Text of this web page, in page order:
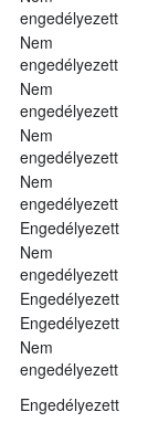
engedélyezett
Nem
engedélyezett
Nem
engedélyezett
Nem
engedélyezett
Nem
engedélyezett
Engedélyezett
Nem
engedélyezett
Engedélyezett
Engedélyezett
Nem
engedélyezett
Engedélyezett